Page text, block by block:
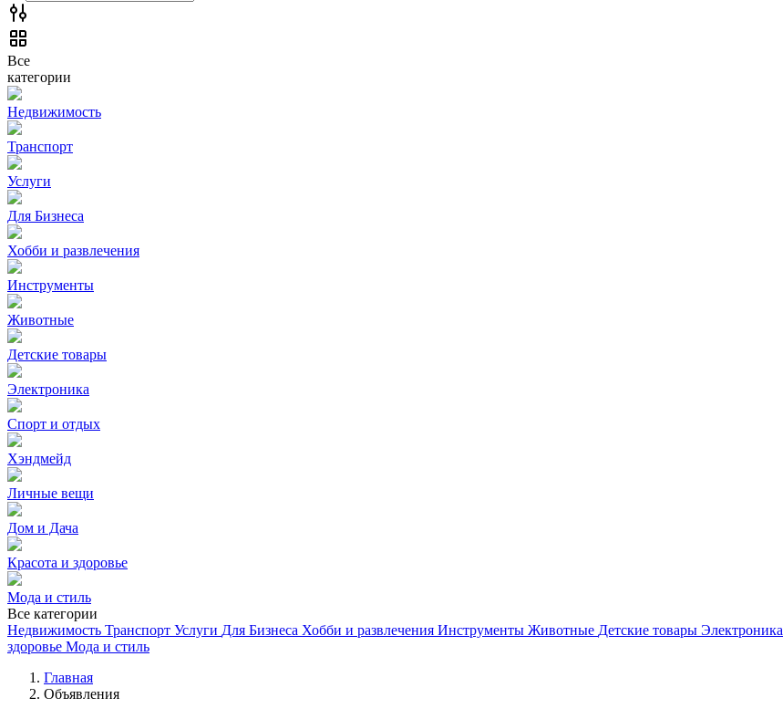
Все
категории
Недвижимость
Транспорт
Услуги
Для Бизнеса
Хобби и развлечения
Инструменты
Животные
Детские товары
Электроника
Спорт и отдых
Хэндмейд
Личные вещи
Дом и Дача
Красота и здоровье
Мода и стиль
Все категории
Недвижимость Транспорт Услуги Для Бизнеса Хобби и развлечения Инструменты Животные Детские товары Электроника
здоровье Мода и стиль
Главная
Объявления